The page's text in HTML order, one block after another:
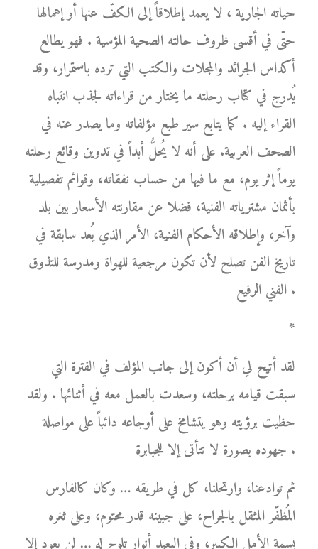
حياته الجارية ، لا يعمد إطلاقاً إلى الكفّ عنها أو إهمالها
حتّى في أقسى ظروف حالته الصحية المؤسية . فهو يطالع
أكداس الجرائد والمجلات والكتب التي ترده باستمرار، وقد
يُدرج في كتاب رحلته ما يختار من قراءاته لجذب انتباه
القراء إليه . كما يتابع سير طبع مؤلفاته وما يصدر عنه في
الصحف العربية. على أنه لا يُحلُّ أبداً في تدوين وقائع رحلته
يوماً إثر يوم، مع ما فيها من حساب نفقاته، وقوائم تفصيلية
بأثمان مشترياته الفنية، فضلا عن مقارنته الأسعار بين بلد
وآخر، وإطلاقه الأحكام الفنية، الأمر الذي يُعد سابقة في
تاريخ الفن تصلح لأن تكون مرجعية للهواة ومدرسة للتذوق
الفني الرفيع .
*
لقد أتيح لي أن أكون إلى جانب المؤلف في الفترة التي
سبقت قيامه برحلته، وسعدت بالعمل معه في أثنائها . ولقد
حظيت برؤيته وهو يتشامخ على أوجاعه دائباً على مواصلة
جهوده بصورة لا تتأتى إلا للجبابرة .
ثم توادعنا، وارتحلنا، كل في طريقه … وكان كالفارس
المُظفّر المثقل بالجراح، على جبينه قدر محتوم، وعلى ثغره